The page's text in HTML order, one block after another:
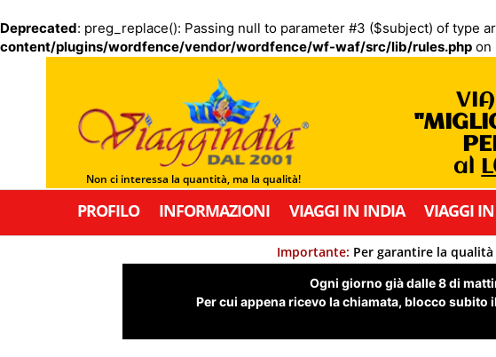
Deprecated: preg_replace(): Passing null to parameter #3 ($subject) of type
content/plugins/wordfence/vendor/wordfence/wf-waf/src/lib/rules.php on
Non ci interessa la quantità, ma la qualità!
al
PROFILO INFORMAZIONI VIAGGI IN INDIA VIAGGI
Importante: Per garantire la
Ogni giorno già dalle 8 di
Per cui appena ricevo la chiamata, blocco